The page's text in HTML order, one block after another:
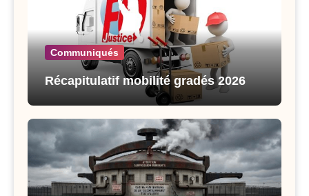
Communiqués
Récapitulatif mobilité gradés 2026